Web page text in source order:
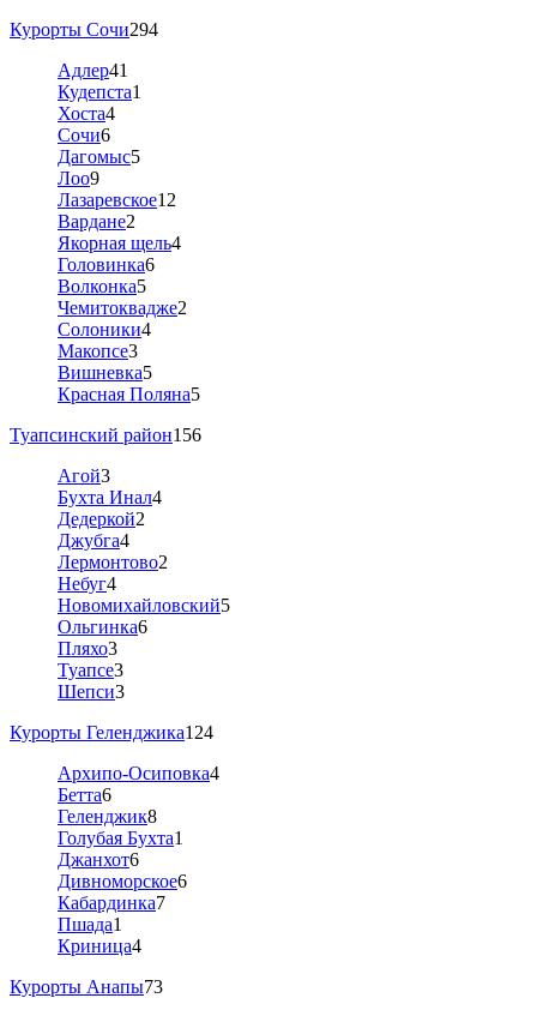
Курорты Сочи294
Адлер41
Кудепста1
Хоста4
Сочи6
Дагомыс5
Лоо9
Лазаревское12
Вардане2
Якорная щель4
Головинка6
Волконка5
Чемитоквадже2
Солоники4
Макопсе3
Вишневка5
Красная Поляна5
Туапсинский район156
Агой3
Бухта Инал4
Дедеркой2
Джубга4
Лермонтово2
Небуг4
Новомихайловский5
Ольгинка6
Пляхо3
Туапсе3
Шепси3
Курорты Геленджика124
Архипо-Осиповка4
Бетта6
Геленджик8
Голубая Бухта1
Джанхот6
Дивноморское6
Кабардинка7
Пшада1
Криница4
Курорты Анапы73